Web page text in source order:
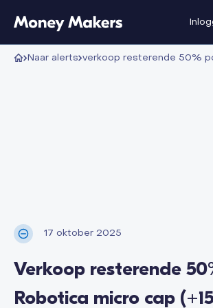
alerts verkoop resterende 50%
17 oktober 2025
Verkoop resterende
Robotica micro cap